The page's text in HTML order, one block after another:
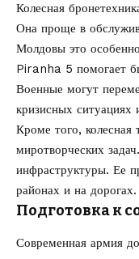
Колесная
Она проще в
Молдовы это
Piranha 5 помогает
Военные могут
кризисных ситуациях
Кроме того, колесная
миротворческих
инфраструктуры. Ее
районах и на дорогах.
Подготовка к
Современная армия